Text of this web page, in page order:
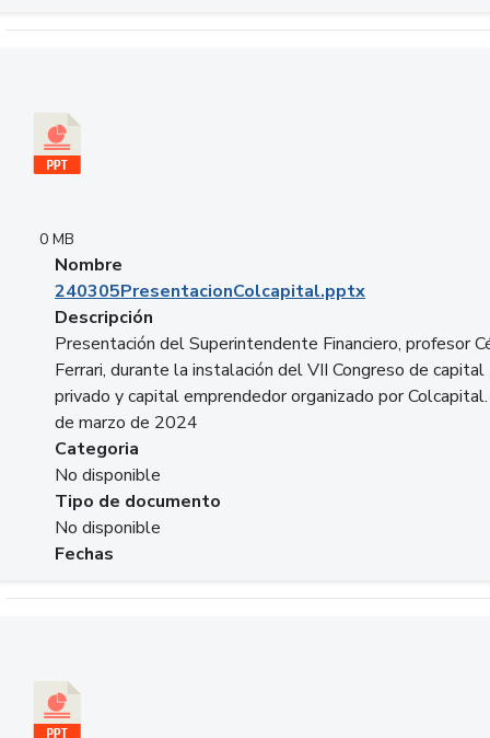
0 MB
Nombre
240305PresentacionColcapital.pptx
Descripción
Presentación del Superintendente Financiero, profesor
Ferrari, durante la instalación del VII Congreso de capital
privado y capital emprendedor organizado por
de marzo de 2024
Categoria
No disponible
Tipo de documento
No disponible
Fechas